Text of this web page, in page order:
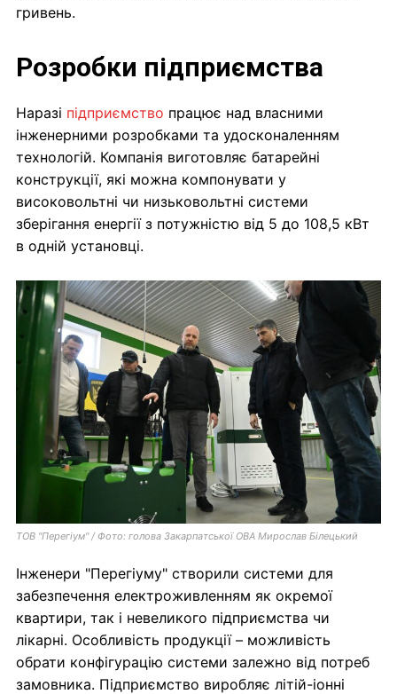
гривень.
Розробки підприємства
Наразі підприємство працює над власними
інженерними розробками та удосконаленням
технологій. Компанія виготовляє батарейні
конструкції, які можна компонувати у
високовольтні чи низьковольтні системи
зберігання енергії з потужністю від 5 до 108,5 кВт
в одній установці.
ТОВ "Перегіум" / Фото: голова Закарпатської ОВА Мирослав Білецький
Інженери "Перегіуму" створили системи для
забезпечення електроживленням як окремої
квартири, так і невеликого підприємства чи
лікарні. Особливість продукції – можливість
обрати конфігурацію системи залежно від потреб
замовника. Підприємство виробляє літій-іонні